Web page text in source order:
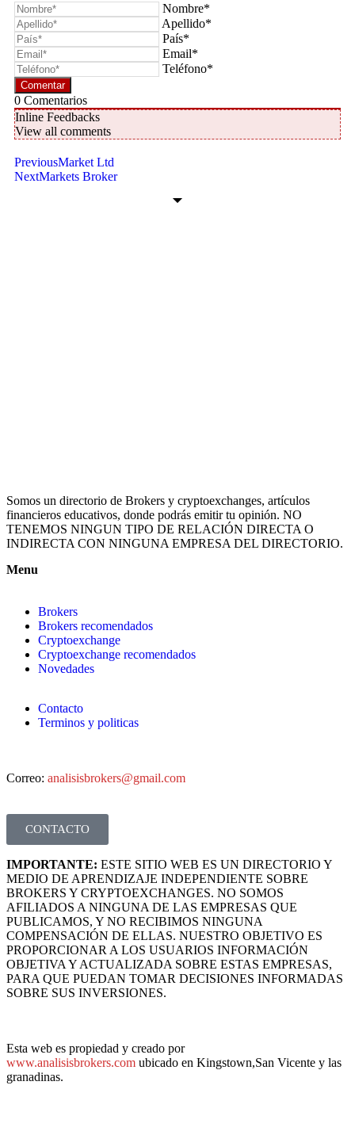
Nombre*
Apellido*
País*
Email*
Teléfono*
0 Comentarios
Inline Feedbacks
View all comments
PreviousMarket Ltd
NextMarkets Broker
Somos un directorio de Brokers y cryptoexchanges, artículos
financieros educativos, donde podrás emitir tu opinión. NO
TENEMOS NINGUN TIPO DE RELACIÓN DIRECTA O
INDIRECTA CON NINGUNA EMPRESA DEL DIRECTORIO.
Menu
Brokers
Brokers recomendados
Cryptoexchange
Cryptoexchange recomendados
Novedades
Contacto
Terminos y politicas
Correo: analisisbrokers@gmail.com
CONTACTO
IMPORTANTE: ESTE SITIO WEB ES UN DIRECTORIO Y
MEDIO DE APRENDIZAJE INDEPENDIENTE SOBRE
BROKERS Y CRYPTOEXCHANGES. NO SOMOS
AFILIADOS A NINGUNA DE LAS EMPRESAS QUE
PUBLICAMOS, Y NO RECIBIMOS NINGUNA
COMPENSACIÓN DE ELLAS. NUESTRO OBJETIVO ES
PROPORCIONAR A LOS USUARIOS INFORMACIÓN
OBJETIVA Y ACTUALIZADA SOBRE ESTAS EMPRESAS,
PARA QUE PUEDAN TOMAR DECISIONES INFORMADAS
SOBRE SUS INVERSIONES.
Esta web es propiedad y creado por
www.analisisbrokers.com ubicado en Kingstown,San Vicente y las
granadinas.